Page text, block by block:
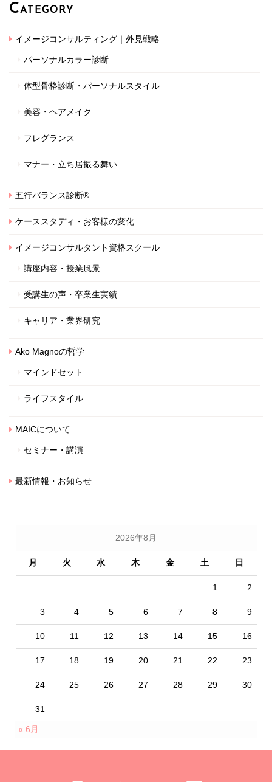
CATEGORY
イメージコンサルティング｜外見戦略
パーソナルカラー診断
体型骨格診断・パーソナルスタイル
美容・ヘアメイク
フレグランス
マナー・立ち居振る舞い
五行バランス診断®
ケーススタディ・お客様の変化
イメージコンサルタント資格スクール
講座内容・授業風景
受講生の声・卒業生実績
キャリア・業界研究
Ako Magnoの哲学
マインドセット
ライフスタイル
MAICについて
セミナー・講演
最新情報・お知らせ
2026年8月
月 火 水 木 金 土 日
1 2
3 4 5 6 7 8 9
10 11 12 13 14 15 16
17 18 19 20 21 22 23
24 25 26 27 28 29 30
31
« 6月